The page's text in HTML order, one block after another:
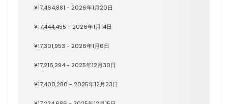
¥17,464,881 - 2026年1月20日
¥17,444,455 - 2026年1月14日
¥17,301,953 - 2026年1月6日
¥17,216,294 - 2025年12月30日
¥17,400,280 - 2025年12月23日